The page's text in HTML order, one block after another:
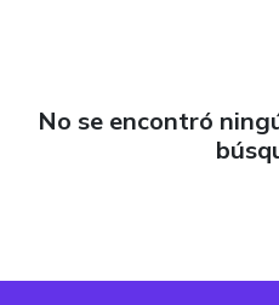
No se encontró